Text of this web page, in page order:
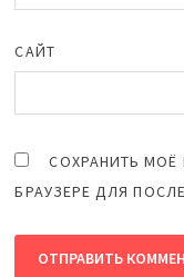
САЙТ
СОХРАНИТЬ МОЁ
БРАУЗЕРЕ ДЛЯ